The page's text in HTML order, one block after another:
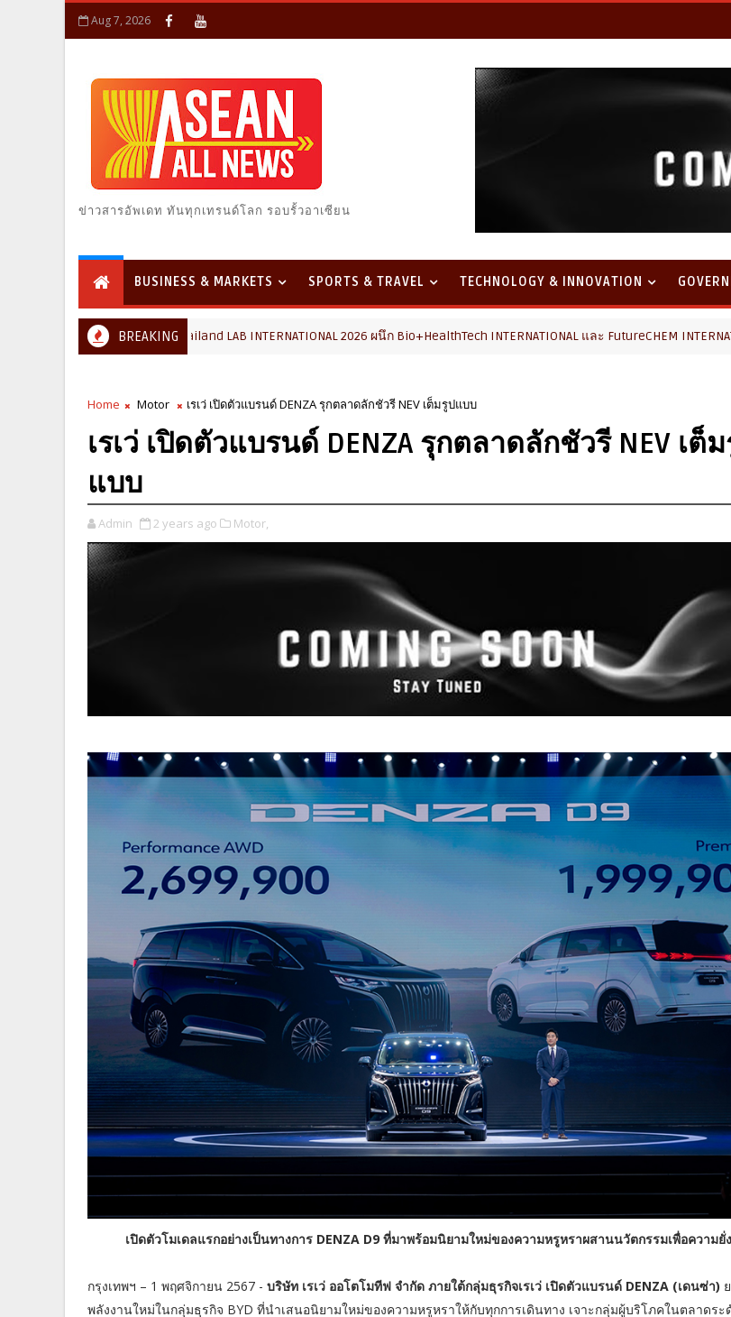
Aug 7, 2026
ข่าวสารอัพเดท ทันทุกเทรนด์โลก รอบรั้วอาเซียน
BUSINESS & MARKETS SPORTS & TRAVEL TECHNOLOGY & INNOVATION
BREAKING
Thailand LAB INTERNATIONAL 2026 ผนึก Bio+HealthTech INTERNATIONAL และ FutureCHEM INTERNATIONAL เปิด
Home Motor เรเว่ เปิดตัวแบรนด์ DENZA รุกตลาดลักชัวรี NEV เต็มรูปแบบ
เรเว่ เปิดตัวแบรนด์ DENZA รุกตลาดลักชัวรี NEV เต็
แบบ
Admin 2 years ago Motor,
เปิดตัวโมเดลแรกอย่างเป็นทางการ DENZA D9 ที่มาพร้อมนิยามใหม่ของความหรูหราผสานนวัตกรรมเพื่อความยั่
กรุงเทพฯ – 1 พฤศจิกายน 2567 - บริษัท เรเว่ ออโตโมทีฟ จำกัด ภายใต้กลุ่มธุรกิจเรเว่ เปิดตัวแบรนด์ DENZA (เดนซ่า)
พลังงานใหม่ในกลุ่มธุรกิจ BYD ที่นำเสนอนิยามใหม่ของความหรูหราให้กับทุกการเดินทาง เจาะกลุ่มผู้บริโภคในตลาดร